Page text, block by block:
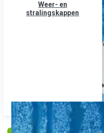
Weer- en
stralingskappen